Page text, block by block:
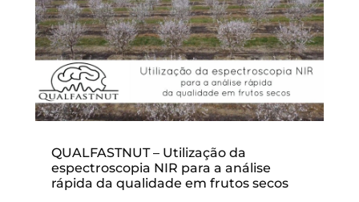
QUALFASTNUT – Utilização da
espectroscopia NIR para a análise
rápida da qualidade em frutos secos